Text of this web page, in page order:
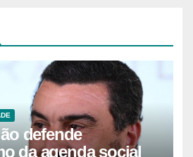
defende
da agenda social